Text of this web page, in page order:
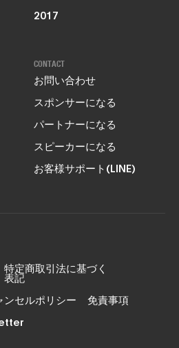
2017
CONTACT
お問い合わせ
スポンサーになる
パートナーになる
スピーカーになる
お客様サポート(LINE)
特定商取引法に基づく
表記
ンセルポリシー
免責事項